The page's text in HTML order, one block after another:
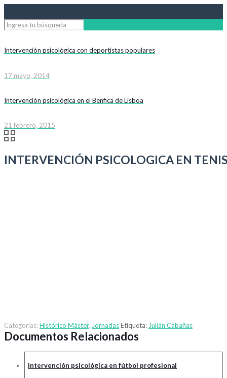
Intervención psicológica con deportistas populares
17 mayo, 2014
Intervención psicológica en el Benfica de Lisboa
21 febrero, 2015
INTERVENCIÓN PSICOLOGICA EN
Categorías:Histórico Máster, JornadasEtiqueta: Julián Cabañas
Documentos Relacionados
Intervención psicológica en fútbol profesional